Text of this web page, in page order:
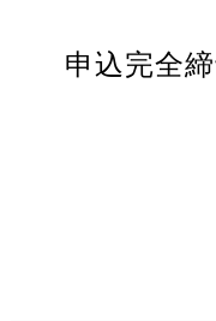
申込完全